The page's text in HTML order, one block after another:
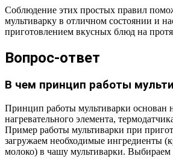
Соблюдение этих простых правил
мультиварку в отличном состоянии и
приготовлением вкусных блюд на
Вопрос-ответ
В чем принцип работы
Принцип работы мультиварки основан
нагревательного элемента,
Пример работы мультиварки при
загружаем необходимые ингредиенты
молоко) в чашу мультиварки.